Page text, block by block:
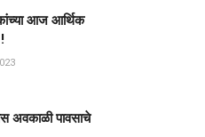
आज आर्थिक
अवकाळी पावसाचे